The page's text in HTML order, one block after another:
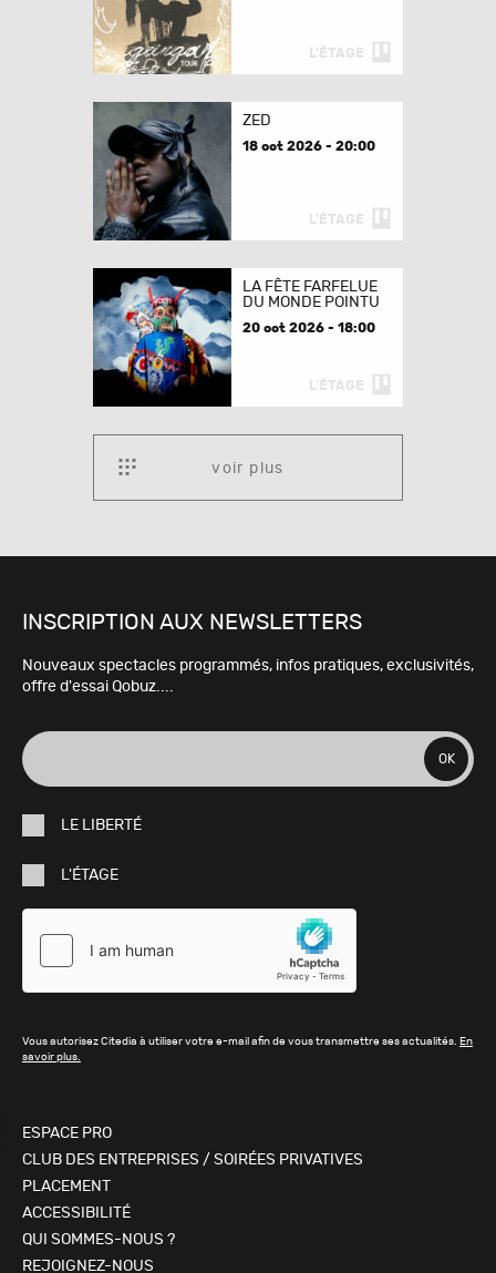
L'ÉTAGE
ZED
18 oct 2026 - 20:00
L'ÉTAGE
LA FÊTE FARFELUE
DU MONDE POINTU
20 oct 2026 - 18:00
L'ÉTAGE
voir plus
INSCRIPTION AUX NEWSLETTERS
Nouveaux spectacles programmés, infos pratiques, exclusivités,
offre d'essai Qobuz....
mail
OK
LE LIBERTÉ
L'ÉTAGE
Vous autorisez Citedia à utiliser votre e-mail afin de vous transmettre ses actualités. En
savoir plus.
ESPACE PRO
CLUB DES ENTREPRISES / SOIRÉES PRIVATIVES
PLACEMENT
ACCESSIBILITÉ
QUI SOMMES-NOUS ?
REJOIGNEZ-NOUS